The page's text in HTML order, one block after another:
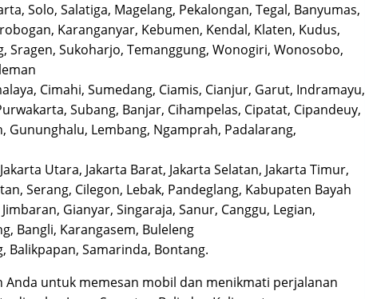
Solo, Salatiga, Magelang, Pekalongan, Tegal, Banyumas,
Karanganyar, Kebumen, Kendal, Klaten, Kudus,
Sragen, Sukoharjo, Temanggung, Wonogiri, Wonosobo,
Cimahi, Sumedang, Ciamis, Cianjur, Garut, Indramayu,
Subang, Banjar, Cihampelas, Cipatat, Cipandeuy,
Gununghalu, Lembang, Ngamprah, Padalarang,
Utara, Jakarta Barat, Jakarta Selatan, Jakarta Timur,
Serang, Cilegon, Lebak, Pandeglang, Kabupaten Bayah
Gianyar, Singaraja, Sanur, Canggu, Legian,
Bangli, Karangasem, Buleleng
Balikpapan, Samarinda, Bontang.
Anda untuk memesan mobil dan menikmati perjalanan